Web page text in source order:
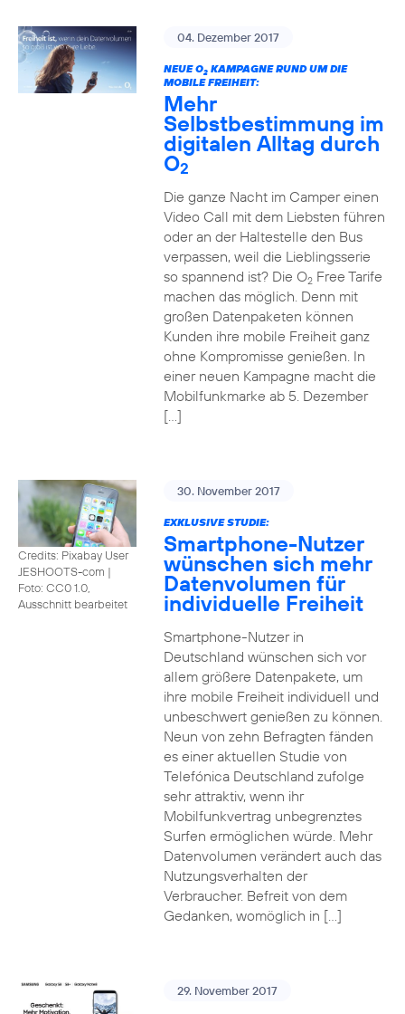
04. Dezember 2017
NEUE O2KAMPAGNE RUND UM DIE
MOBILE FREIHEIT:
Mehr
Selbstbestimmung im
digitalen Alltag durch
O2
Die ganze Nacht im Camper einen
Video Call mit dem Liebsten führen
oder an der Haltestelle den Bus
verpassen, weil die Lieblingsserie
so spannend ist? Die O2Free Tarife
machen das möglich. Denn mit
großen Datenpaketen können
Kunden ihre mobile Freiheit ganz
ohne Kompromisse genießen. In
einer neuen Kampagne macht die
Mobilfunkmarke ab 5. Dezember
[…]
Credits: Pixabay User
JESHOOTS-com |
Foto: CC0 1.0,
Ausschnitt bearbeitet
30. November 2017
EXKLUSIVE STUDIE:
Smartphone-Nutzer
wünschen sich mehr
Datenvolumen für
individuelle Freiheit
Smartphone-Nutzer in
Deutschland wünschen sich vor
allem größere Datenpakete, um
ihre mobile Freiheit individuell und
unbeschwert genießen zu können.
Neun von zehn Befragten fänden
es einer aktuellen Studie von
Telefónica Deutschland zufolge
sehr attraktiv, wenn ihr
Mobilfunkvertrag unbegrenztes
Surfen ermöglichen würde. Mehr
Datenvolumen verändert auch das
Nutzungsverhalten der
Verbraucher. Befreit von dem
Gedanken, womöglich in […]
29. November 2017